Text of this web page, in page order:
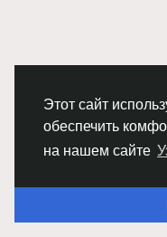
Этот сайт
обеспечить
на нашем сайте